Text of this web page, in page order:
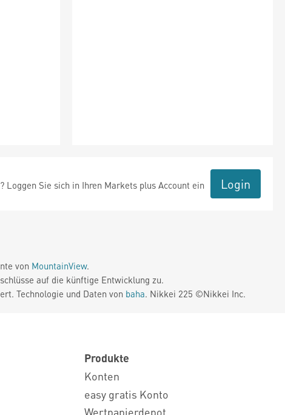
Loggen Sie sich in Ihren Markets plus Account ein Login
von MountainView.
auf die künftige Entwicklung zu.
Technologie und Daten von baha. Nikkei 225 ©Nikkei Inc.
Produkte
Konten
easy gratis Konto
Wertpapierdepot